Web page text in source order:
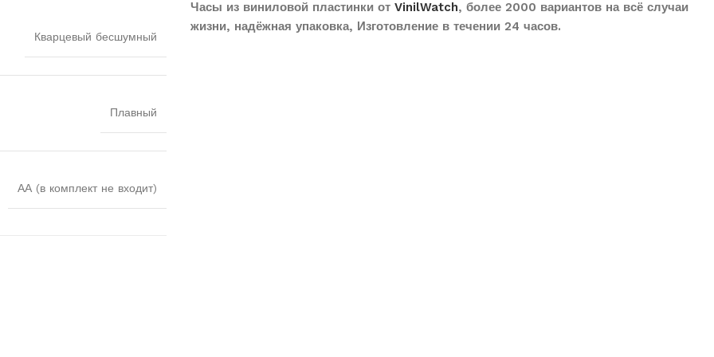
Кварцевый бесшумный
Плавный
АА (в комплект не входит)
Часы из виниловой пластинки от VinilWatch, более 2000 вариантов на всё случаи
жизни, надёжная упаковка, Изготовление в течении 24 часов.